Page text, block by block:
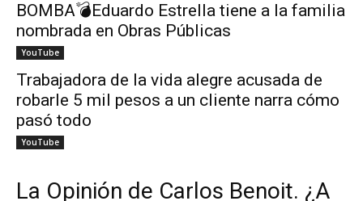
BOMBA💣Eduardo Estrella tiene a la familia
nombrada en Obras Públicas
YouTube
Trabajadora de la vida alegre acusada de
robarle 5 mil pesos a un cliente narra cómo
pasó todo
YouTube
La Opinión de Carlos Benoit. ¿A